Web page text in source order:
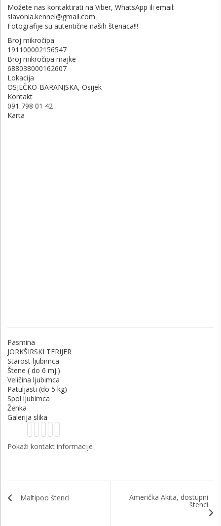
Možete nas kontaktirati na Viber, WhatsApp ili email:
slavonia.kennel@gmail.com
Fotografije su autentične naših štenaca!!!
Broj mikročipa
191100002156547
Broj mikročipa majke
688038000162607
Lokacija
OSJEČKO-BARANJSKA, Osijek
Kontakt
091 798 01 42
Karta
Pasmina
JORKŠIRSKI TERIJER
Starost ljubimca
Štene ( do 6 mj.)
Veličina ljubimca
Patuljasti (do 5 kg)
Spol ljubimca
Ženka
Galerija slika
Pokaži kontakt informacije
Maltipoo štenci Američka Akita, dostupni
štenci